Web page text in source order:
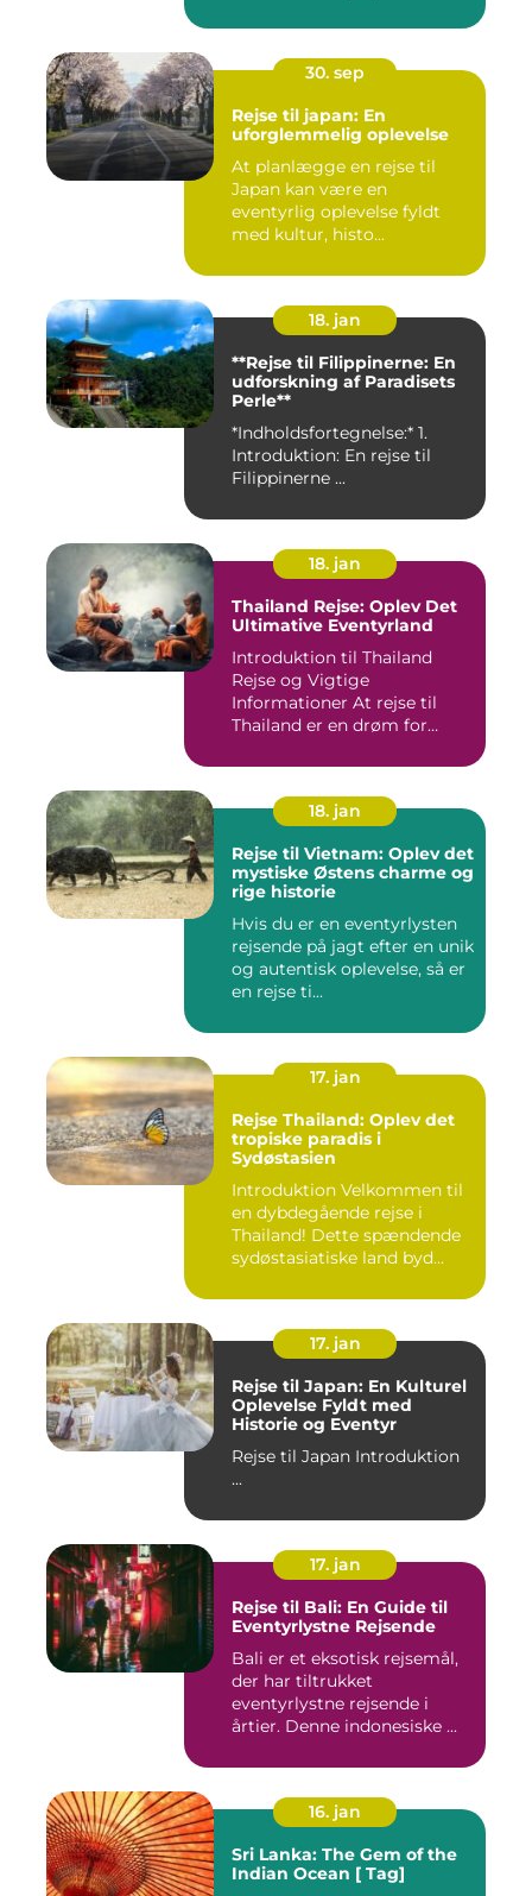
30. sep
Rejse til japan: En
uforglemmelig oplevelse
At planlægge en rejse til
Japan kan være en
eventyrlig oplevelse fyldt
med kultur, histo...
18. jan
**Rejse til Filippinerne: En
udforskning af Paradisets
Perle**
*Indholdsfortegnelse:* 1.
Introduktion: En rejse til
Filippinerne ...
18. jan
Thailand Rejse: Oplev Det
Ultimative Eventyrland
Introduktion til Thailand
Rejse og Vigtige
Informationer At rejse til
Thailand er en drøm for
18. jan
Rejse til Vietnam: Oplev det
mystiske Østens charme og
rige historie
Hvis du er en eventyrlysten
rejsende på jagt efter en unik
og autentisk oplevelse, så er
en rejse ti...
17. jan
Rejse Thailand: Oplev det
tropiske paradis i
Sydøstasien
Introduktion Velkommen til
en dybdegående rejse i
Thailand! Dette spændende
sydøstasiatiske land byd...
17. jan
Rejse til Japan: En Kulturel
Oplevelse Fyldt med
Historie og Eventyr
Rejse til Japan Introduktion
...
17. jan
Rejse til Bali: En Guide til
Eventyrlystne Rejsende
Bali er et eksotisk rejsemål,
der har tiltrukket
eventyrlystne rejsende i
årtier. Denne indonesiske ...
16. jan
Sri Lanka: The Gem of the
Indian Ocean [ Tag]